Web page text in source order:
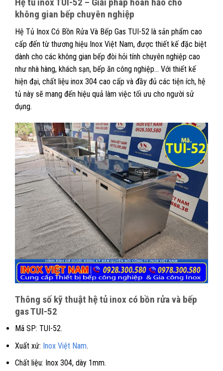
không gian bếp chuyên nghiệp
Hệ Tủ Inox Có Bồn Rửa Và Bếp Gas TUI-52 là sản phẩm cao
cấp đến từ thương hiệu Inox Việt Nam, được thiết kế đặc biệt
dành cho các không gian bếp đòi hỏi tính chuyên nghiệp cao
như nhà hàng, khách sạn, bếp ăn công nghiệp… Với thiết kế
hiện đại, chất liệu inox 304 cao cấp và đầy đủ các tiện ích, hệ
tủ này sẽ mang đến hiệu quả làm việc tối ưu cho người sử
dụng.
Thông số kỹ thuật hệ tủ inox có bồn rửa và bếp
gas TUI-52
Mã SP: TUI-52.
Xuất xứ: Inox Việt Nam.
Chất liệu: Inox 304, dày 1mm.